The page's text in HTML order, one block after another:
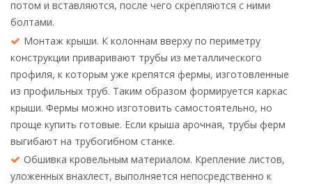
потом и вставляются, после чего скрепляются с ними
болтами.
Монтаж крыши. К колоннам вверху по периметру
конструкции приваривают трубы из металлического
профиля, к которым уже крепятся фермы, изготовленные
из профильных труб. Таким образом формируется каркас
крыши. Фермы можно изготовить самостоятельно, но
проще купить готовые. Если крыша арочная, трубы ферм
выгибают на трубогибном станке.
Обшивка кровельным материалом. Крепление листов,
уложенных внахлест, выполняется непосредственно к